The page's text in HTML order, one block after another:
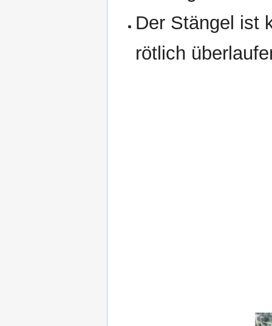
Der Stängel ist
rötlich